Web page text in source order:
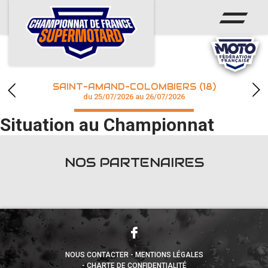
ACCUEIL
ACTUS
CALENDRIER
CHAMPIONNAT
RÉSULTATS
SAINT-AMAND-COLOMBIERS (18)
du 25/07/2026 au 26/07/2026
Situation au Championnat
NOS PARTENAIRES
NOUS CONTACTER
MENTIONS LÉGALES
CHARTE DE CONFIDENTIALITÉ